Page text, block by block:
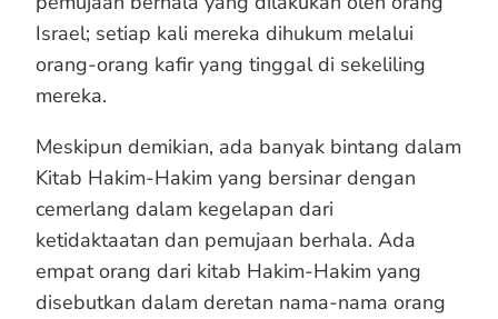
Israel; setiap kali mereka dihukum melalui
orang-orang kafir yang tinggal di sekeliling
mereka.
Meskipun demikian, ada banyak bintang dalam
Kitab Hakim-Hakim yang bersinar dengan
cemerlang dalam kegelapan dari
ketidaktaatan dan pemujaan berhala. Ada
empat orang dari kitab Hakim-Hakim yang
disebutkan dalam deretan nama-nama orang